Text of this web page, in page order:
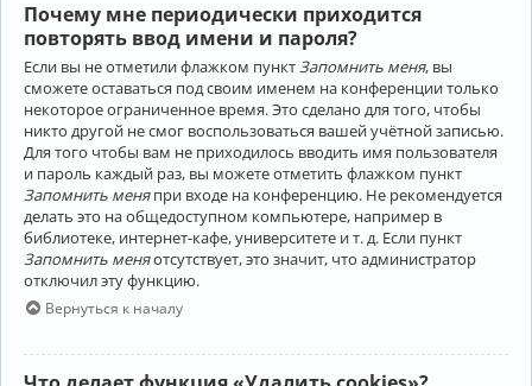
Почему мне периодически приходится
повторять ввод имени и пароля?
Если вы не отметили флажком пунктЗапомнить меня, вы
сможете оставаться под своим именем на конференции только
некоторое ограниченное время. Это сделано для того, чтобы
никто другой не смог воспользоваться вашей учётной записью.
Для того чтобы вам не приходилось вводить имя пользователя
и пароль каждый раз, вы можете отметить флажком пункт
Запомнить меняпри входе на конференцию. Не рекомендуется
делать это на общедоступном компьютере, например в
библиотеке, интернет-кафе, университете и т. д. Если пункт
Запомнить меняотсутствует, это значит, что администратор
отключил эту функцию.
Вернуться к началу